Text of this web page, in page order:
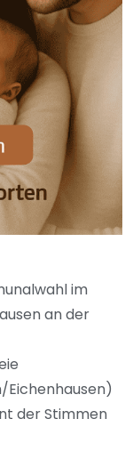
im
an der
der Stimmen